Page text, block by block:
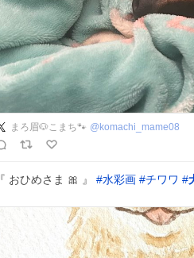
まろ眉🐶こまち🐾 @ komachi_mame08
『 おひめさま 🎀 』 #水彩画 #チワワ #